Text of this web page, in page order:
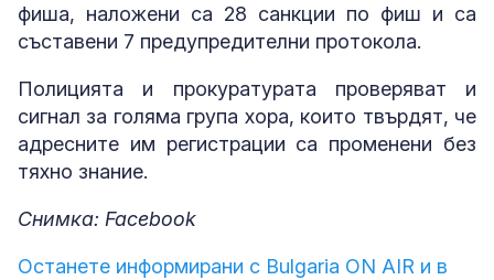
фиша, наложени са 28 санкции по фиш и са
съставени 7 предупредителни протокола.
Полицията и прокуратурата проверяват и
сигнал за голяма група хора, които твърдят, че
адресните им регистрации са променени без
тяхно знание.
Снимка: Facebook
Останете информирани с Bulgaria ON AIR и в